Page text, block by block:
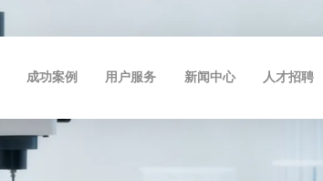
成功案例 用户服务 新闻中心 人才招聘